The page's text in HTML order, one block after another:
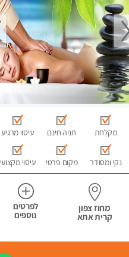
מקלחת חניה חינם עיסוי מרגיע
נקי ומסודר מקום פרטי עיסוי מקצועי
מחוז צפון
קרית אתא
לפרטים
נוספים